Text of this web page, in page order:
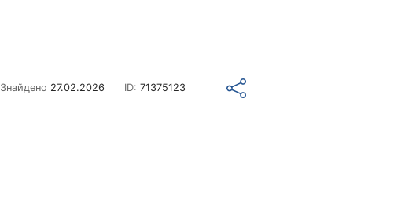
Знайдено 27.02.2026 ID:71375123